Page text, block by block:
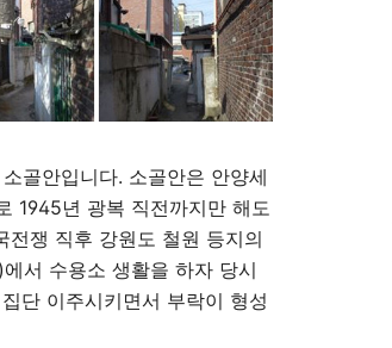
골안입니다. 소골안은 안양세
1945년 광복 직전까지만 해도
쟁 직후 강원도 철원 등지의
서 수용소 생활을 하자 당시
단 이주시키면서 부락이 형성